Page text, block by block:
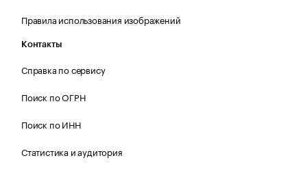
Правила использования изображений
Контакты
Справка по сервису
Поиск по ОГРН
Поиск по ИНН
Статистика и аудитория